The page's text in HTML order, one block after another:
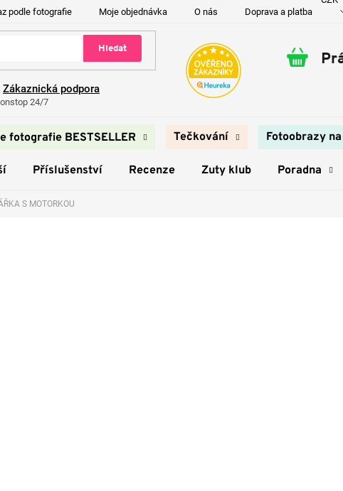
podle fotografie Moje objednávka O nás Doprava a platba
Hledat
Zákaznická podpora
24/7
fotografie BESTSELLER Tečkování Fotoobrazy
Příslušenství Recenze Zuty klub Poradna
S MOTORKOU